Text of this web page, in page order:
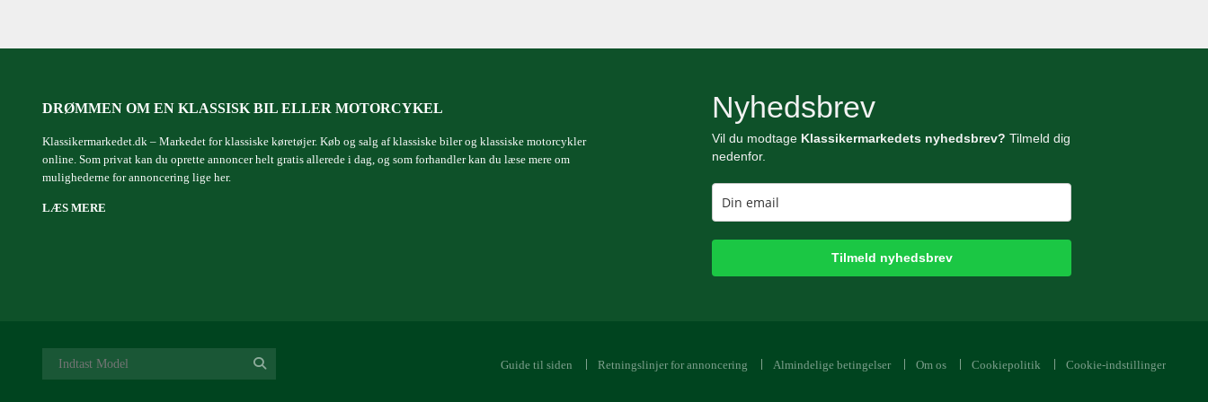
DRØMMEN OM EN KLASSISK BIL ELLER MOTORCYKEL
Klassikermarkedet.dk – Markedet for klassiske køretøjer. Køb og salg af klassiske biler og klassiske motorcykler
online. Som privat kan du oprette annoncer helt gratis allerede i dag, og som forhandler kan du læse mere om
mulighederne for annoncering lige her.
LÆS MERE
Nyhedsbrev
Vil du modtage Klassikermarkedets nyhedsbrev? Tilmeld dig
nedenfor.
Tilmeld nyhedsbrev
Guide til siden Retningslinjer for annoncering Almindelige betingelser Om os Cookiepolitik Cookie-indstillinger